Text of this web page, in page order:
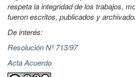
respeta la integridad de los trabajos,
fueron escritos, publicados y
De interés:
Resolución Nº 713/97
Acta Acuerdo